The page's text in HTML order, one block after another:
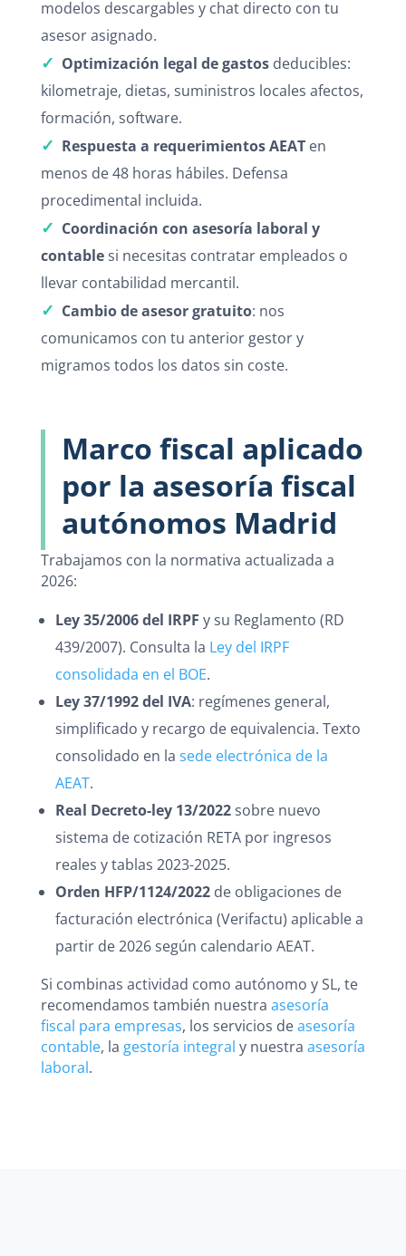
modelos descargables y chat directo con tu
asesor asignado.
✓ Optimización legal de gastosdeducibles:
kilometraje, dietas, suministros locales afectos,
formación, software.
✓ Respuesta a requerimientos AEATen
menos de 48 horas hábiles. Defensa
procedimental incluida.
✓ Coordinación con asesoría laboral y
contablesi necesitas contratar empleados o
llevar contabilidad mercantil.
✓ Cambio de asesor gratuito: nos
comunicamos con tu anterior gestor y
migramos todos los datos sin coste.
Marco fiscal aplicado
por la asesoría fiscal
autónomos Madrid
Trabajamos con la normativa actualizada a
2026:
Ley 35/2006 del IRPF y su Reglamento (RD
439/2007). Consulta la Ley del IRPF
consolidada en el BOE.
Ley 37/1992 del IVA: regímenes general,
simplificado y recargo de equivalencia. Texto
consolidado en la sede electrónica de la
AEAT.
Real Decreto-ley 13/2022sobre nuevo
sistema de cotización RETA por ingresos
reales y tablas 2023-2025.
Orden HFP/1124/2022de obligaciones de
facturación electrónica (Verifactu) aplicable a
partir de 2026 según calendario AEAT.
Si combinas actividad como autónomo y SL, te
recomendamos también nuestra asesoría
fiscal para empresas, los servicios deasesoría
contable, la gestoría integral y nuestra asesoría
laboral.